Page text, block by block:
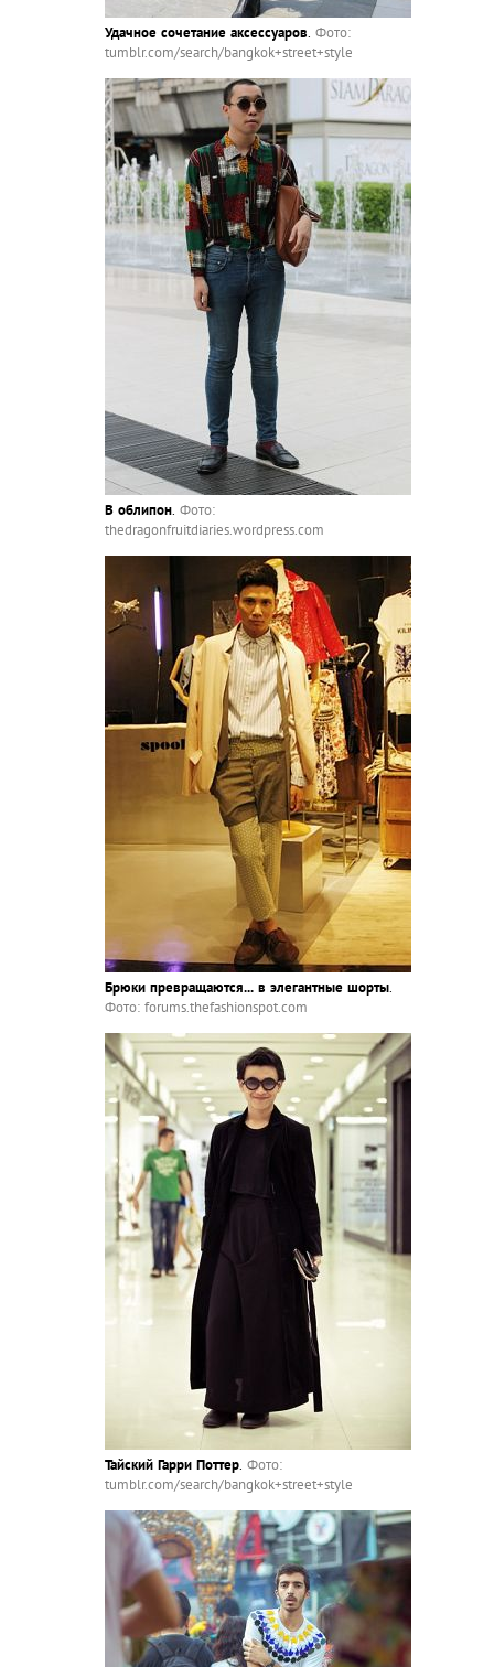
Удачное сочетание аксессуаров. Фото:
tumblr.com/search/bangkok+street+style
В облипон. Фото:
thedragonfruitdiaries.wordpress.com
Брюки превращаются... в элегантные шорты.
Фото: forums.thefashionspot.com
Тайский Гарри Поттер. Фото:
tumblr.com/search/bangkok+street+style